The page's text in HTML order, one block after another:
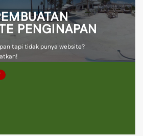
PENGINAPAN
tapi tidak punya website?